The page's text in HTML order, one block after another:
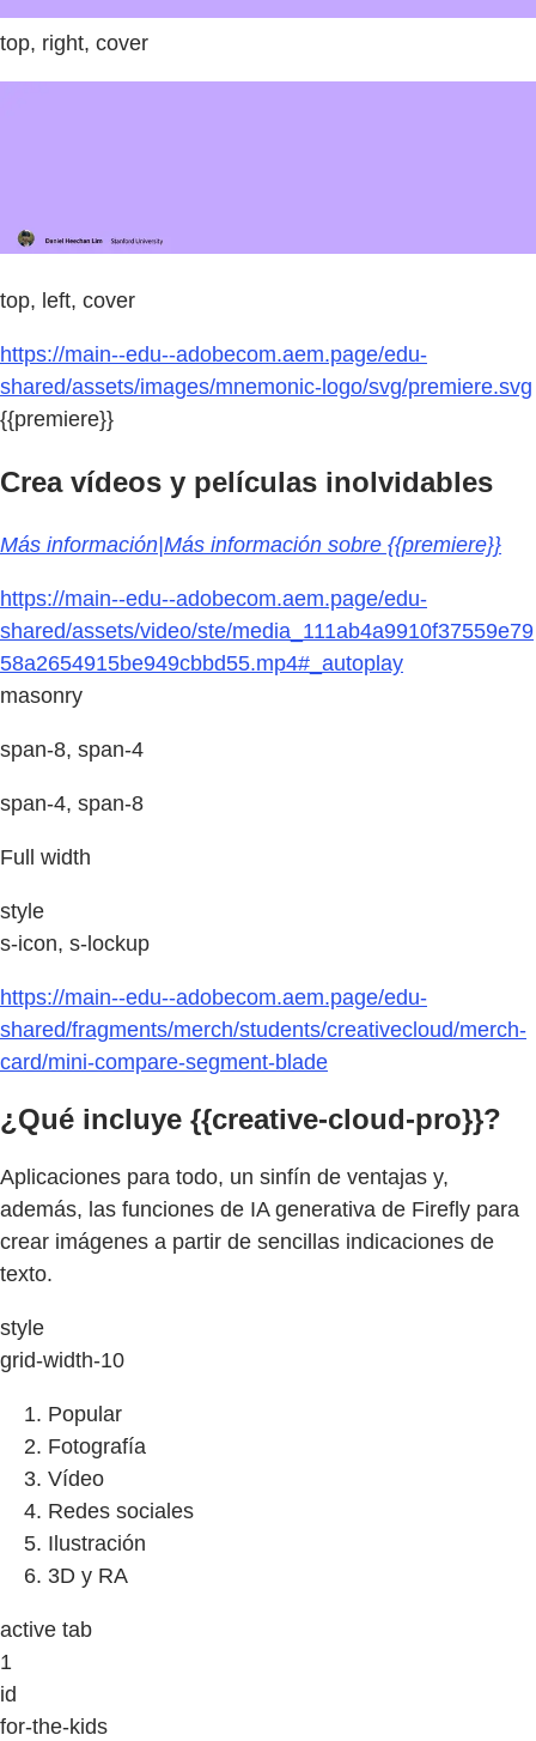
top, right, cover
top, left, cover
https://main--edu--adobecom.aem.page/edu-
shared/assets/images/mnemonic-logo/svg/premiere.svg
{{premiere}}
Crea vídeos y películas inolvidables
Más información|Más información sobre {{premiere}}
https://main--edu--adobecom.aem.page/edu-
shared/assets/video/ste/media_111ab4a9910f37559e79
58a2654915be949cbbd55.mp4#_autoplay
masonry
span-8, span-4
span-4, span-8
Full width
style
s-icon, s-lockup
https://main--edu--adobecom.aem.page/edu-
shared/fragments/merch/students/creativecloud/merch-
card/mini-compare-segment-blade
¿Qué incluye {{creative-cloud-pro}}?
Aplicaciones para todo, un sinfín de ventajas y,
además, las funciones de IA generativa de Firefly para
crear imágenes a partir de sencillas indicaciones de
texto.
style
grid-width-10
Popular
Fotografía
Vídeo
Redes sociales
Ilustración
3D y RA
active tab
1
id
for-the-kids